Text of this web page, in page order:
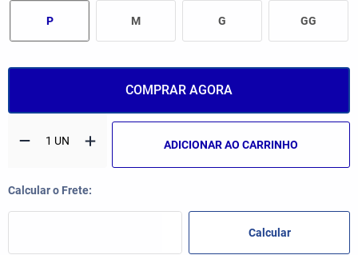
P M G GG
COMPRAR AGORA
ADICIONAR AO CARRINHO